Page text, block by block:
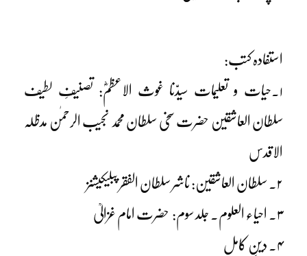
استفادہ کتب:
۱۔حیات و تعلیمات سیدّنا غوث الاعظمؓ: تصنیفِ لطیف
سلطان العاشقین حضرت سخی سلطان محمد نجیب الرحمٰن مدظلہ
الاقدس
۲۔ سلطان العاشقین: ناشر سلطان الفقر پبلیکیشنز
۳۔ احیاء العلوم۔ جلد سوم: حضرت امام غزالیؒ
۴۔ دینِ کامل